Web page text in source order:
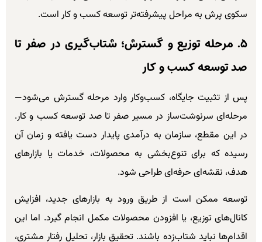
سکوی پرش به مراحل پیشرفته‌تر توسعه کسب و کار است.
۵. مرحله توزیع و گسترش؛ شتاب‌گیری در صفر تا
صد توسعه کسب و کار
پس از تثبیت جایگاه، کسب‌وکار وارد مرحله گسترش می‌شود—
مرحله‌ای سرنوشت‌ساز در مسیر صفر تا صد توسعه کسب و کار.
در این مقطع، سازمان به درآمدی پایدار دست یافته و زمان آن
رسیده که برای تنوع‌بخشی به محصولات، خدمات یا بازارهای
هدف، نقشه‌ای حرفه‌ای طراحی شود.
توسعه ممکن است از طریق ورود به بازارهای جدید، افزایش
کانال‌های توزیع، یا افزودن محصولات مکمل انجام گیرد. اما این
اقدام‌ها نباید شتاب‌زده باشند. تحقیق بازار، تحلیل رفتار مشتری،